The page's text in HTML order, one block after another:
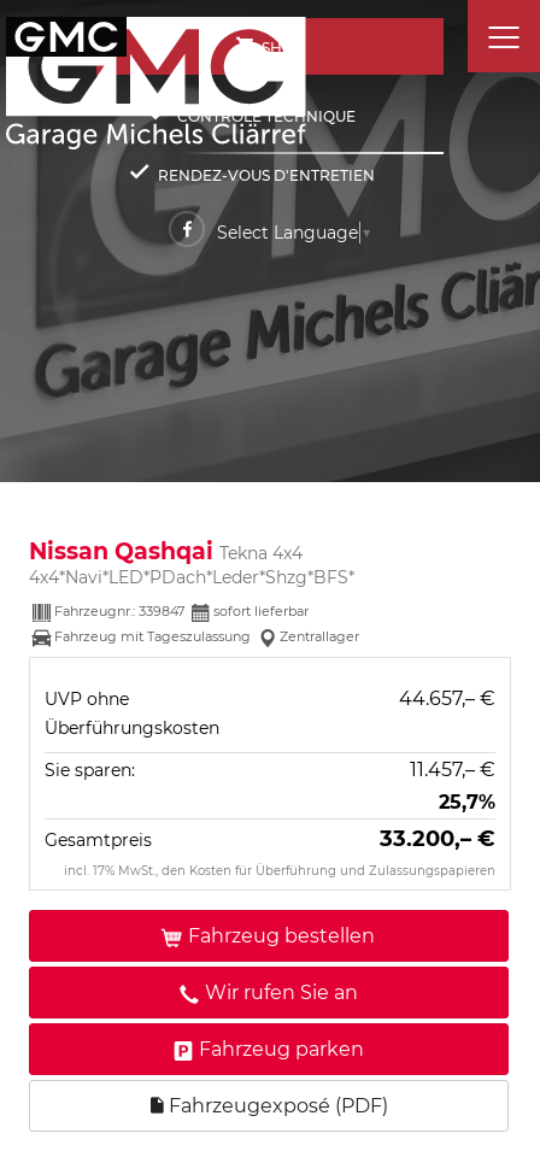
SHOP
CONTRÔLE TECHNIQUE
RENDEZ-VOUS D'ENTRETIEN
Select Language ▼
Nissan Qashqai Tekna 4x4
4x4*Navi*LED*PDach*Leder*Shzg*BFS*
Fahrzeugnr.: 339847
sofort lieferbar
Fahrzeug mit Tageszulassung
Zentrallager
UVP ohne
Überführungskosten
44.657,– €
Sie sparen:
11.457,– €
25,7%
Gesamtpreis 33.200,– €
incl. 17% MwSt., den Kosten für Überführung und Zulassungspapieren
Fahrzeug bestellen
Wir rufen Sie an
Fahrzeug parken
Fahrzeugexposé (PDF)